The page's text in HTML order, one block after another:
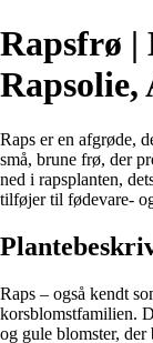
Rapsfrø |
Rapsolie,
Raps er en afgrøde,
små, brune frø, der
ned i rapsplanten,
tilføjer til fødevare-
Raps – også kendt
korsblomstfamilien.
og gule blomster, der